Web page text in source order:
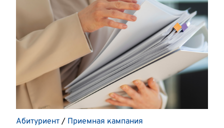
Абитуриент / Приемная кампания